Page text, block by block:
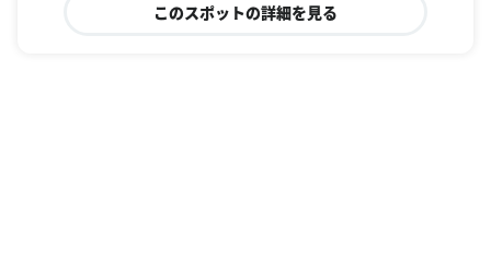
このスポットの詳細を見る